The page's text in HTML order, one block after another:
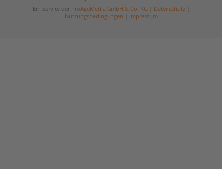
Ein Service der ProAgeMedia GmbH & Co. KG Datenschutz|
Nutzungsbedingungen
Impressum